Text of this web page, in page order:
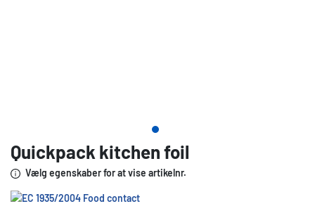
Quickpack kitchen foil
Vælg egenskaber for at vise artikelnr.